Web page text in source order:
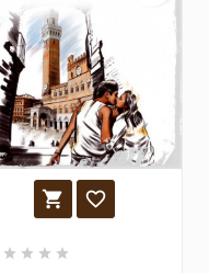
 
   